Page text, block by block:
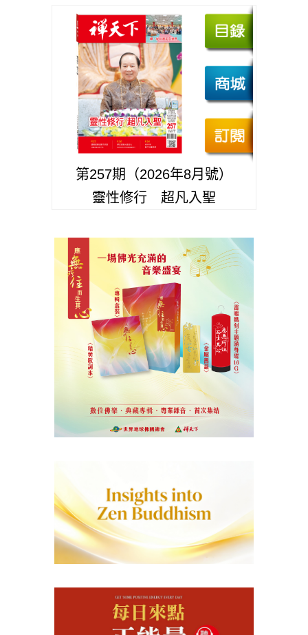
第257期（2026年8月號）
靈性修行 超凡入聖